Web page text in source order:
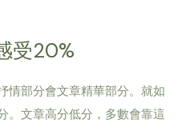
受20%
情部分會文章精華部分。就如
。文章高分低分，多數會靠這